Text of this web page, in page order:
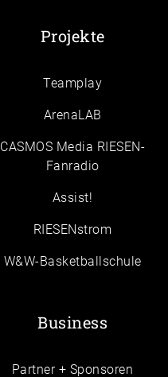
Projekte
Teamplay
ArenaLAB
CASMOS Media RIESEN-
Fanradio
Assist!
RIESENstrom
W&W-Basketballschule
Business
Partner + Sponsoren